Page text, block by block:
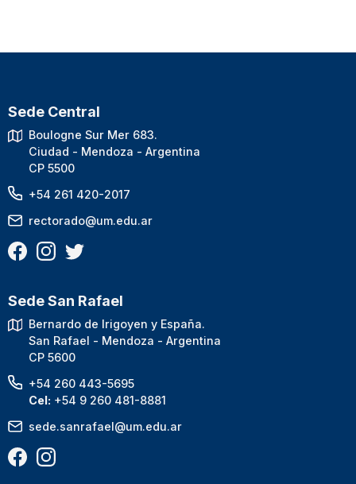
Sede Central
Boulogne Sur Mer 683.
Ciudad - Mendoza - Argentina
CP 5500
+54 261 420-2017
rectorado@um.edu.ar
Sede San Rafael
Bernardo de Irigoyen y España.
San Rafael - Mendoza - Argentina
CP 5600
+54 260 443-5695
Cel: +54 9 260 481-8881
sede.sanrafael@um.edu.ar